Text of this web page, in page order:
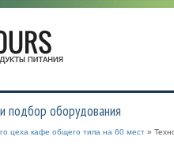
и подбор оборудования
цеха кафе общего типа на 60 мест»